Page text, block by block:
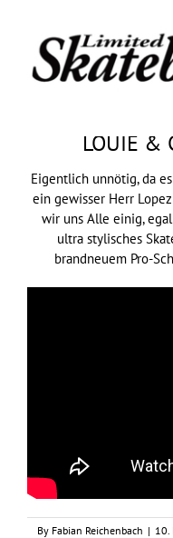
LOUIE &
Eigentlich unnötig, da
ein gewisser Herr
wir uns Alle einig,
ultra stylisches
brandneuem Pro-
By Fabian Reichenbach | 10.